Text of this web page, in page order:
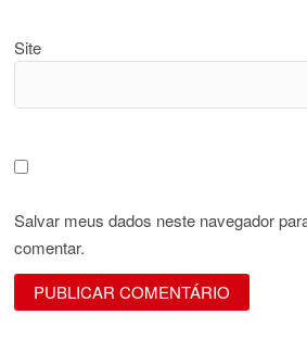
Site
Salvar meus dados neste navegador
comentar.